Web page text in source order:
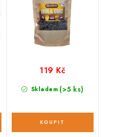
Skladem (>5 ks)
119 Kč